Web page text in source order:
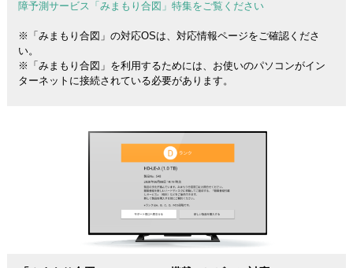
障予測サービス「みまもり合図」特集をご覧ください
※「みまもり合図」の対応OSは、対応情報ページをご確認くださ
い。
※「みまもり合図」を利用するためには、お使いのパソコンがイン
ターネットに接続されている必要があります。